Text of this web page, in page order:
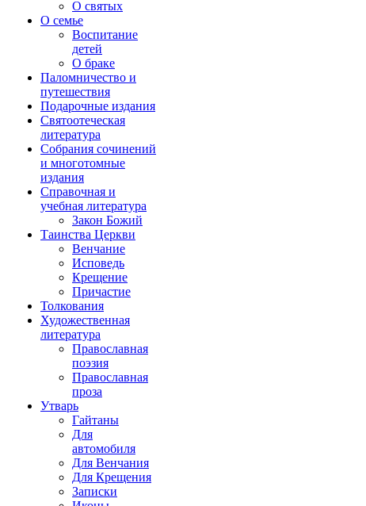
О святых
О семье
Воспитание
детей
О браке
Паломничество и
путешествия
Подарочные издания
Святоотеческая
литература
Собрания сочинений
и многотомные
издания
Справочная и
учебная литература
Закон Божий
Таинства Церкви
Венчание
Исповедь
Крещение
Причастие
Толкования
Художественная
литература
Православная
поэзия
Православная
проза
Утварь
Гайтаны
Для
автомобиля
Для Венчания
Для Крещения
Записки